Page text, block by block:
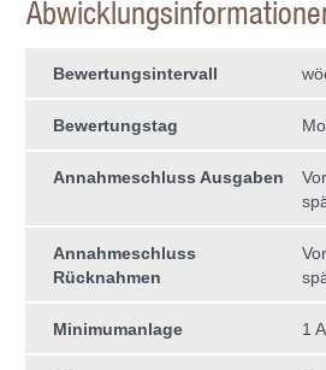
Bewertungsintervall
Bewertungstag
Annahmeschluss Ausgaben
Annahmeschluss
Rücknahmen
Minimumanlage 1